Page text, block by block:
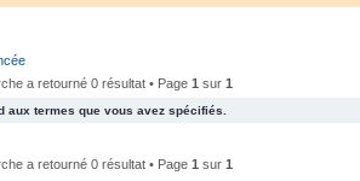
a retourné 0 résultat • Page 1 sur 1
aux termes que vous avez spécifiés.
a retourné 0 résultat • Page 1 sur 1